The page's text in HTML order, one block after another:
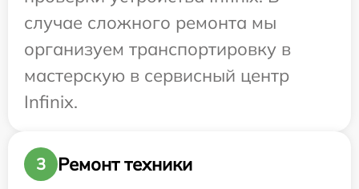
случае сложного ремонта мы
организуем транспортировку в
мастерскую в сервисный центр
Infinix.
3
Ремонт техники